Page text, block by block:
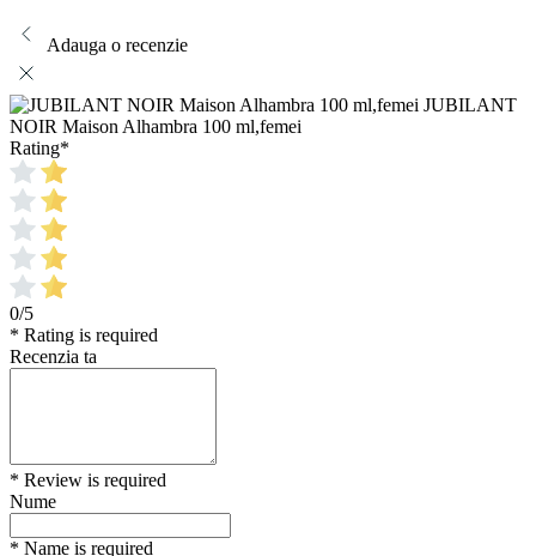
Adauga o recenzie
JUBILANT
NOIR Maison Alhambra 100 ml,femei
Rating*
0/5
* Rating is required
Recenzia ta
* Review is required
Nume
* Name is required